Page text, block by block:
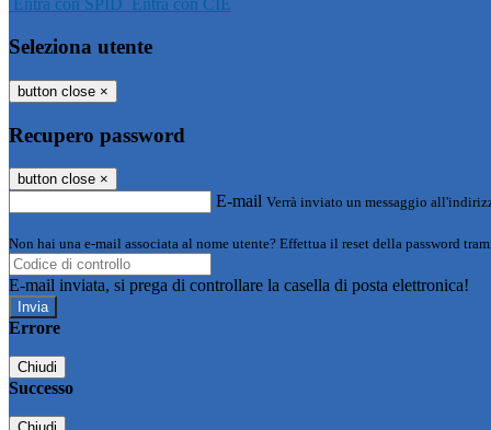
Entra con SPID Entra con CIE
Seleziona utente
button close ×
Recupero password
button close ×
E-mail Verrà inviato un messaggio
Non hai una e-mail associata al nome utente? Effettua il reset della password
E-mail inviata, si prega di controllare la casella di posta elettronica!
Errore
Chiudi
Successo